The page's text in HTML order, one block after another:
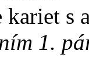
kariet s
1.